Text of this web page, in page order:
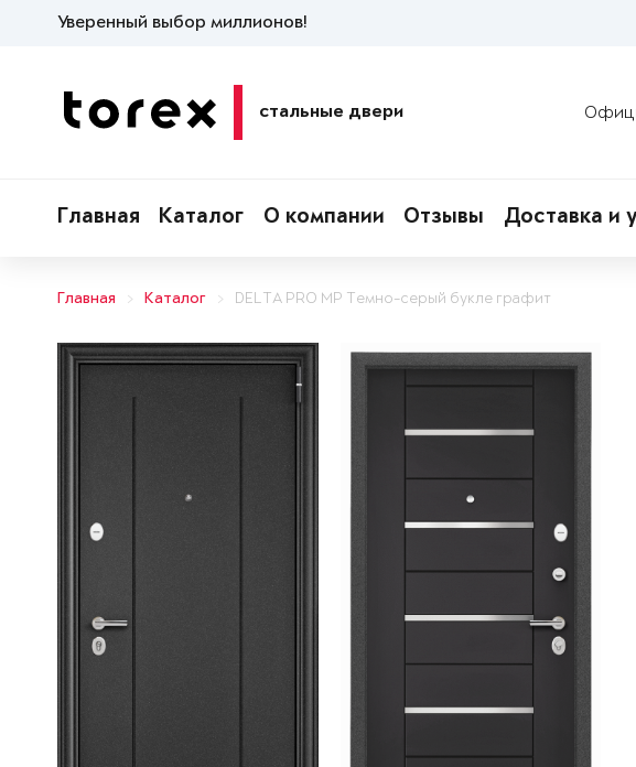
Уверенный выбор миллионов!
стальные двери
Главная Каталог О компании Отзывы Доставка и
Главная Каталог DELTA PRO MP Темно-серый букле графит